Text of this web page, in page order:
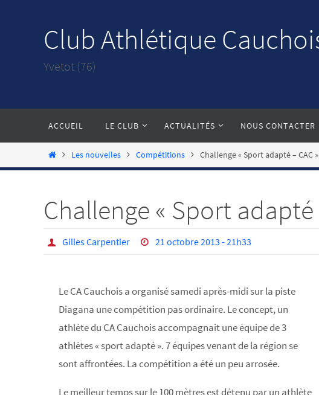
Club Athlétique
Yvetot (76)
le
ACCUEIL LE CLUB ACTUALITÉS NOUS CONTACTER
HomeLes nouvelles Compétitions Challenge « Sport adapté – CAC
Challenge « Sport adapté
Gilles Carpentier 21 octobre 2013 - 21h33
Le CA Cauchois a organisé samedi après-midi sur la piste
Diagana une compétition pas ordinaire. Le concept, un
athlète du CA Cauchois accompagnait une équipe de 3
athlètes « sport adapté ». 7 équipes venant de la région se
sont affrontées. La compétition a été un peu arrosée.
Le meilleur temps sur le 100 mètres est détenu par un athlète